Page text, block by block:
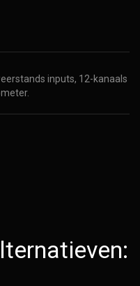
inputs, 12-kanaals